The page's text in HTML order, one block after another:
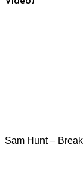
Sam Hunt –